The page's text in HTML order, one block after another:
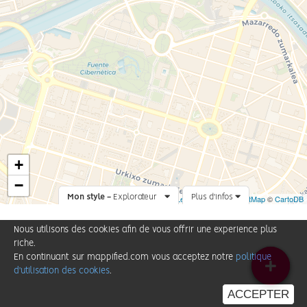
Mon style - Explorateur Plus d'infos
+
−
Leaflet|©OpenStreetMap©CartoDB
Nous utilisons des cookies afin de vous offrir une experience plus
riche.
En continuant sur mappified.com vous acceptez notre politique
d'utilisation des cookies.